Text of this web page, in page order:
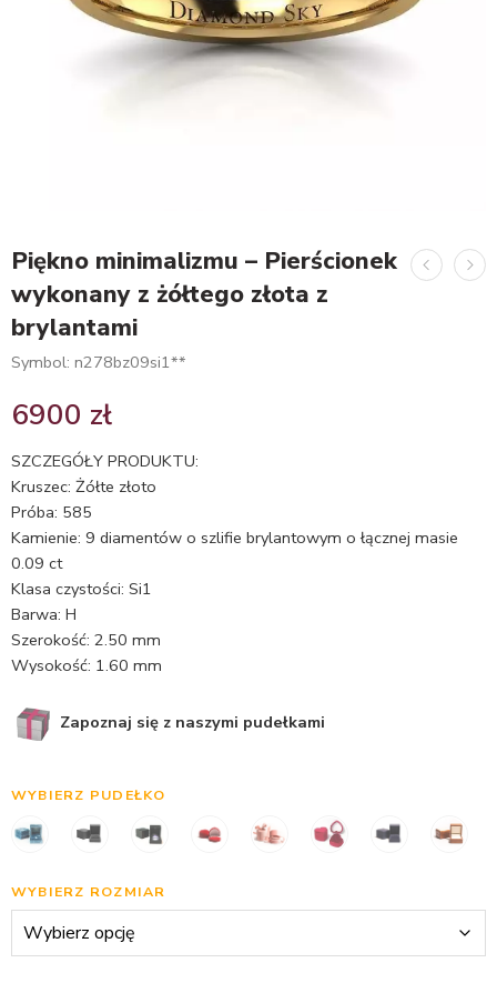
Piękno minimalizmu – Pierścionek
wykonany z żółtego złota z
brylantami
Symbol: n278bz09si1**
6900 zł
SZCZEGÓŁY PRODUKTU:
Kruszec: Żółte złoto
Próba: 585
Kamienie: 9 diamentów o szlifie brylantowym o łącznej masie
0.09 ct
Klasa czystości: Si1
Barwa: H
Szerokość: 2.50 mm
Wysokość: 1.60 mm
Zapoznaj się z naszymi pudełkami
WYBIERZ PUDEŁKO
WYBIERZ ROZMIAR